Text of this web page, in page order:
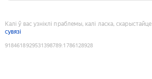
Калі ў вас узніклі праблемы, калі ласка, скарыстайце
сувязі
9184618929531398789:1786128928